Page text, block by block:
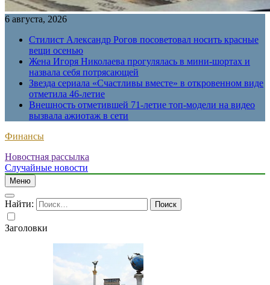
6 августа, 2026
Стилист Александр Рогов посоветовал носить красные
вещи осенью
Жена Игоря Николаева прогулялась в мини-шортах и
назвала себя потрясающей
Звезда сериала «Счастливы вместе» в откровенном виде
отметила 46-летие
Внешность отметившей 71-летие топ-модели на видео
вызвала ажиотаж в сети
Финансы
Новостная рассылка
Случайные новости
Меню
Найти:
Заголовки